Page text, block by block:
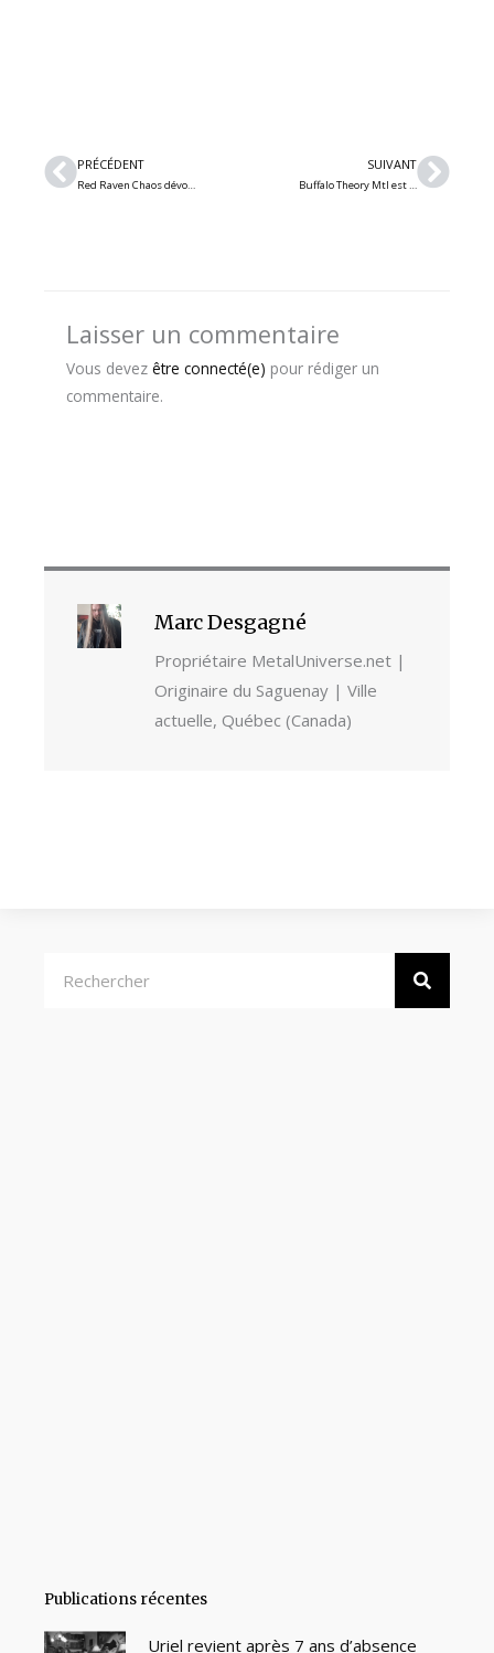
Précédent
PRÉCÉDENT SUIVANT
Laisser un commentaire
Vous devez être connecté(e) pour rédiger un
commentaire.
Marc Desgagné
Propriétaire MetalUniverse.net |
Originaire du Saguenay | Ville
actuelle, Québec (Canada)
Publications récentes
Uriel revient après 7 ans d’absence